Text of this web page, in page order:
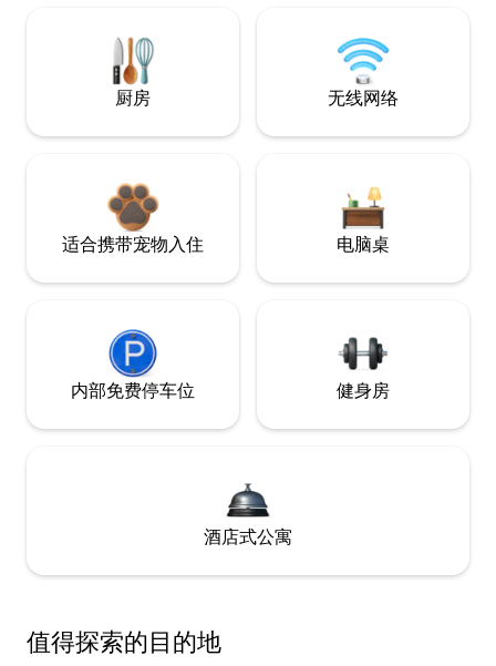
厨房 无线网络
适合携带宠物入住 电脑桌
内部免费停车位 健身房
酒店式公寓
值得探索的目的地